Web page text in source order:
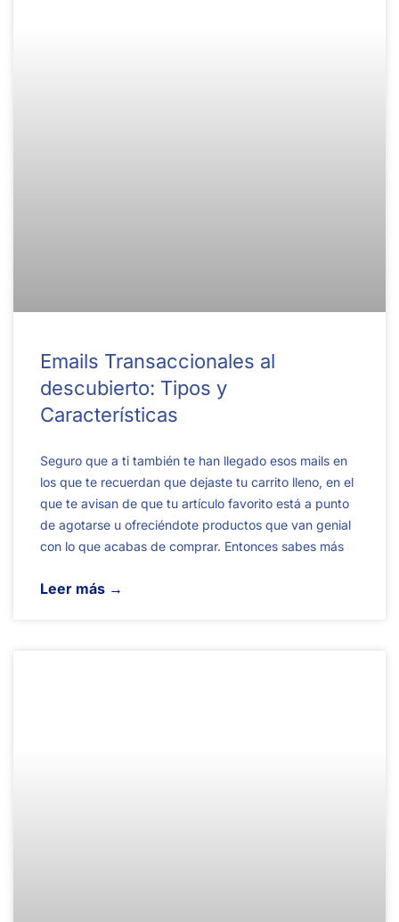
Emails Transaccionales al
descubierto: Tipos y
Características
Seguro que a ti también te han llegado esos mails en
los que te recuerdan que dejaste tu carrito lleno, en el
que te avisan de que tu artículo favorito está a punto
de agotarse u ofreciéndote productos que van genial
con lo que acabas de comprar. Entonces sabes más
Leer más →